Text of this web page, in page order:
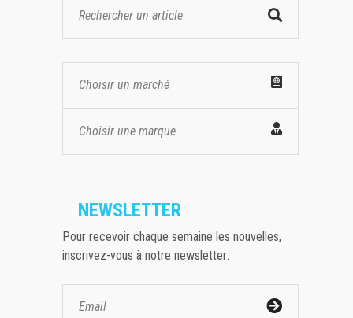
Choisir un marché
Choisir une marque
NEWSLETTER
Pour recevoir chaque semaine les nouvelles,
inscrivez-vous à notre newsletter: